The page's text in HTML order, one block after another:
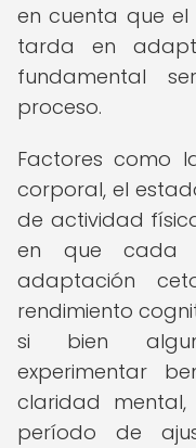
en cuenta que
tarda en
fundamental
proceso.
Factores como
corporal, el
de actividad
en que cada
adaptación
rendimiento
si bien
experimentar
claridad
período de